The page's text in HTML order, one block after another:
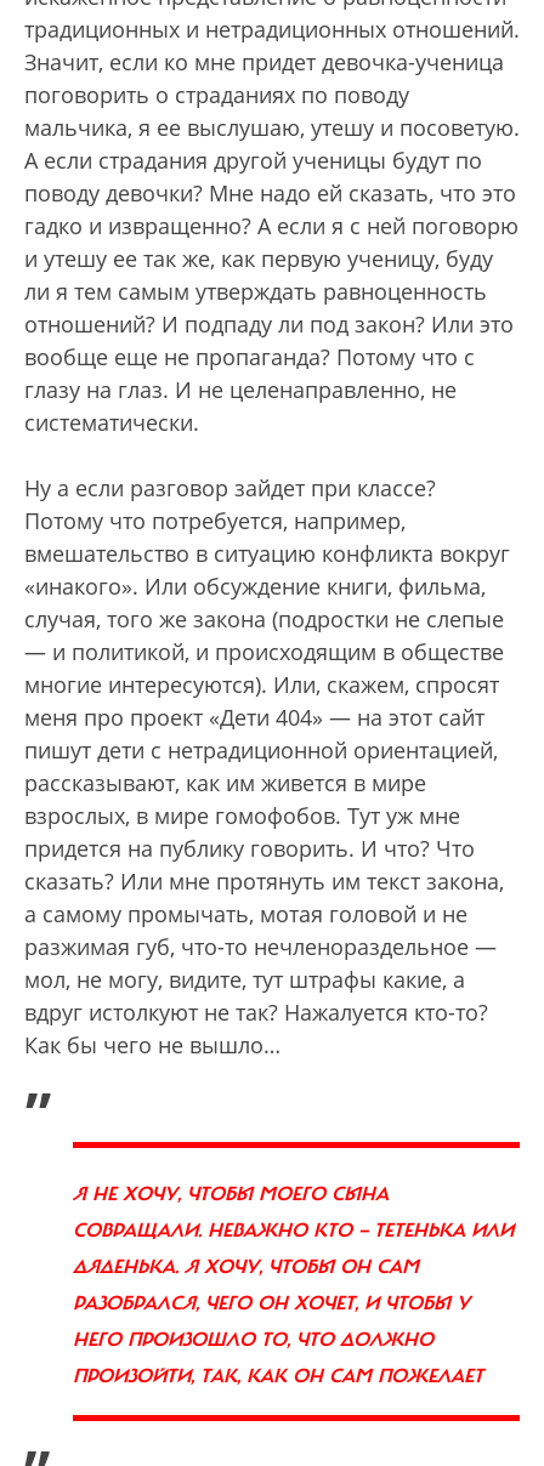
традиционных и нетрадиционных отношений.
Значит, если ко мне придет девочка-ученица
поговорить о страданиях по поводу
мальчика, я ее выслушаю, утешу и посоветую.
А если страдания другой ученицы будут по
поводу девочки? Мне надо ей сказать, что это
гадко и извращенно? А если я с ней поговорю
и утешу ее так же, как первую ученицу, буду
ли я тем самым утверждать равноценность
отношений? И подпаду ли под закон? Или это
вообще еще не пропаганда? Потому что с
глазу на глаз. И не целенаправленно, не
систематически.
Ну а если разговор зайдет при классе?
Потому что потребуется, например,
вмешательство в ситуацию конфликта вокруг
«инакого». Или обсуждение книги, фильма,
случая, того же закона (подростки не слепые
— и политикой, и происходящим в обществе
многие интересуются). Или, скажем, спросят
меня про проект «Дети 404» — на этот сайт
пишут дети с нетрадиционной ориентацией,
рассказывают, как им живется в мире
взрослых, в мире гомофобов. Тут уж мне
придется на публику говорить. И что? Что
сказать? Или мне протянуть им текст закона,
а самому промычать, мотая головой и не
разжимая губ, что-то нечленораздельное —
мол, не могу, видите, тут штрафы какие, а
вдруг истолкуют не так? Нажалуется кто-то?
Как бы чего не вышло…
„
Я НЕ ХОЧУ, ЧТОБЫ МОЕГО СЫНА
СОВРАЩАЛИ. НЕВАЖНО КТО — ТЕТЕНЬКА ИЛИ
ДЯДЕНЬКА. Я ХОЧУ, ЧТОБЫ ОН САМ
РАЗОБРАЛСЯ, ЧЕГО ОН ХОЧЕТ, И ЧТОБЫ У
НЕГО ПРОИЗОШЛО ТО, ЧТО ДОЛЖНО
ПРОИЗОЙТИ, ТАК, КАК ОН САМ ПОЖЕЛАЕТ